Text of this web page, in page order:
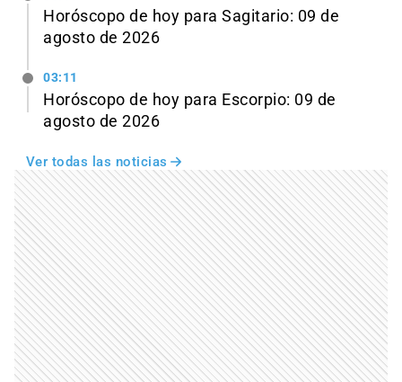
Horóscopo de hoy para Sagitario: 09 de
agosto de 2026
03:11
Horóscopo de hoy para Escorpio: 09 de
agosto de 2026
Ver todas las noticias